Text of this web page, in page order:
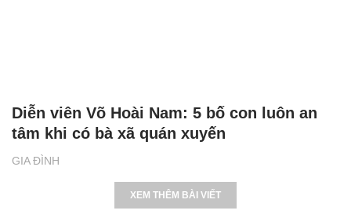
GIA ĐÌNH
Diễn viên Võ Hoài Nam: 5 bố con luôn an
tâm khi có bà xã quán xuyến
XEM THÊM BÀI VIẾT